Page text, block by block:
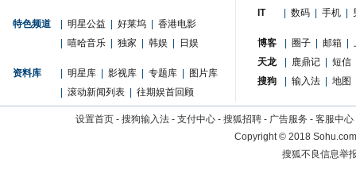
特色频道 明星公益 好莱坞
香港电影
嘻哈音乐 独家 韩娱 日娱
资料库 明星库 影视库 专题库
图片库
滚动新闻列表 往期娱首回顾
IT
数码 手机
博客 圈子 邮箱
天龙
鹿鼎记
短信
搜狗
输入法 地图
设置首页 - 搜狗输入法 - 支付中心 - 搜狐招聘 - 广告服务 - 客服中心
Copyright©2018
搜狐不良信息举